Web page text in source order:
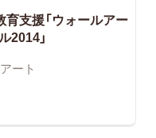
支援「ウォールアー
2014」
アート